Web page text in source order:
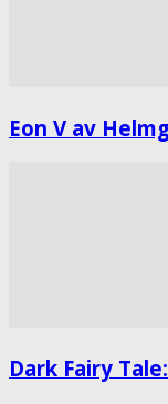
Eon V av
Dark Fairy